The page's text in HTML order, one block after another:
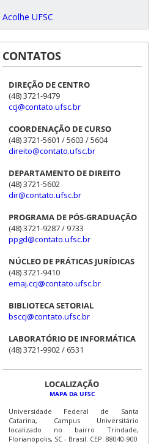
Acolhe UFSC
CONTATOS
DIREÇÃO DE CENTRO
(48) 3721-9479
ccj@contato.ufsc.br
COORDENAÇÃO DE CURSO
(48) 3721-5601 / 5603 / 5604
direito@contato.ufsc.br
DEPARTAMENTO DE DIREITO
(48) 3721-5602
dir@contato.ufsc.br
PROGRAMA DE PÓS-GRADUAÇÃO
(48) 3721-9287 / 9733
ppgd@contato.ufsc.br
NÚCLEO DE PRÁTICAS JURÍDICAS
(48) 3721-9410
emaj.ccj@contato.ufsc.br
BIBLIOTECA SETORIAL
bsccj@contato.ufsc.br
LABORATÓRIO DE INFORMÁTICA
(48) 3721-9902 / 6531
LOCALIZAÇÃO
MAPA DA UFSC
Universidade Federal de Santa
Catarina, Campus Universitário
localizado no bairro Trindade,
Florianópolis, SC - Brasil. CEP: 88040-900